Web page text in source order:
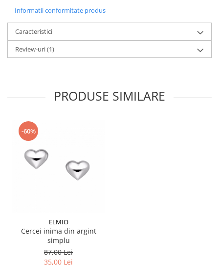
Informatii conformitate produs
Caracteristici
Review-uri(1)
PRODUSE SIMILARE
-60%
ELMIO
Cercei inima din argint
simplu
87,00 Lei
35,00 Lei